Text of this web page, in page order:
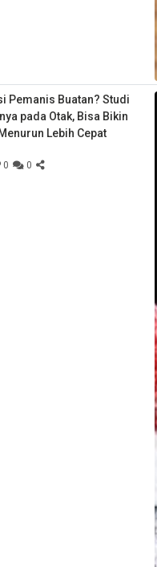
Pemanis Buatan? Studi
pada Otak, Bisa Bikin
Lebih Cepat
0 0